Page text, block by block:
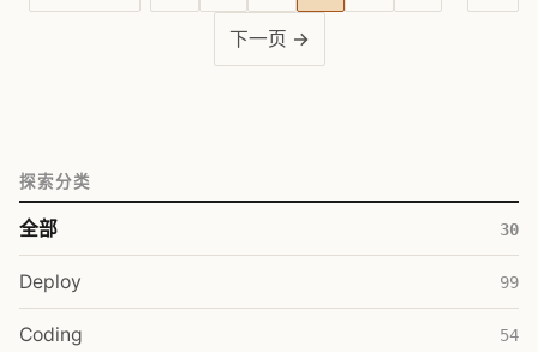
下一页 →
探索分类
全部 30
Deploy 99
Coding 54